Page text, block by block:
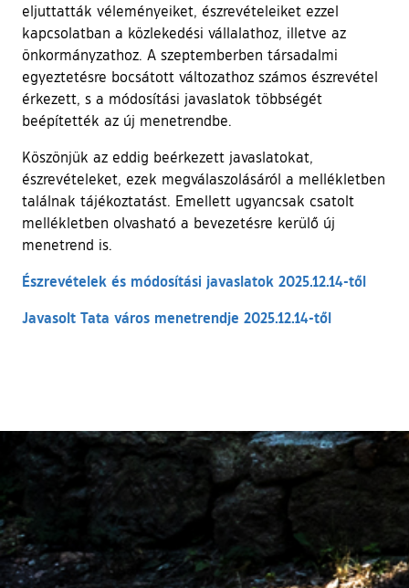
eljuttatták véleményeiket, észrevételeiket ezzel
kapcsolatban a közlekedési vállalathoz, illetve az
önkormányzathoz. A szeptemberben társadalmi
egyeztetésre bocsátott változathoz számos észrevétel
érkezett, s a módosítási javaslatok többségét
beépítették az új menetrendbe.
Köszönjük az eddig beérkezett javaslatokat,
észrevételeket, ezek megválaszolásáról a mellékletben
találnak tájékoztatást. Emellett ugyancsak csatolt
mellékletben olvasható a bevezetésre kerülő új
menetrend is.
Észrevételek és módosítási javaslatok 2025.12.14-től
Javasolt Tata város menetrendje 2025.12.14-től